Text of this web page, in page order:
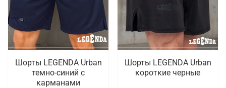
тренировок и соревнований, которая отличается
качественным пошивом. Осуществляется быстрая
доставка заказов по Энгельсу.
Шорты LEGENDA Urban
темно-синий с
карманами
Шорты LEGENDA Urban
короткие черные